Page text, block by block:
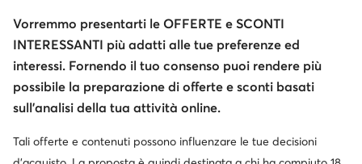
Vorremmo presentarti le OFFERTE e SCONTI
INTERESSANTI più adatti alle tue preferenze ed
interessi. Fornendo il tuo consenso puoi rendere più
possibile la preparazione di offerte e sconti basati
sull’analisi della tua attività online.
Tali offerte e contenuti possono influenzare le tue decisioni